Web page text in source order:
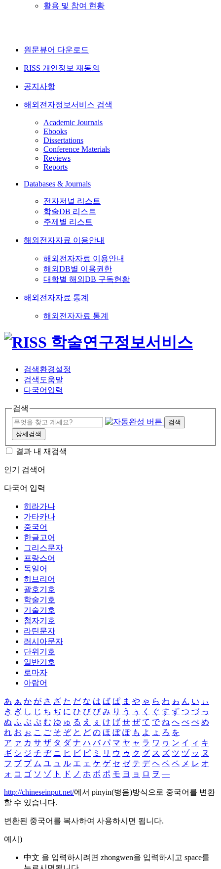
활용 및 참여 현황
원문뷰어 다운로드
RISS 개인정보 재동의
공지사항
해외전자정보서비스 검색
Academic Journals
Ebooks
Dissertations
Conference Materials
Reviews
Reports
Databases & Journals
전자저널 리스트
학술DB 리스트
주제별 리스트
해외전자자료 이용안내
해외전자자료 이용안내
해외DB별 이용권한
대학별 해외DB 구독현황
해외전자자료 통계
해외전자자료 통계
검색환경설정
검색도움말
다국어입력
검색
검색
상세검색
결과 내 재검색
인기 검색어
다국어 입력
히라가나
가타카나
중국어
한글고어
그리스문자
프랑스어
독일어
히브리어
괄호기호
학술기호
기술기호
첨자기호
라틴문자
러시아문자
단위기호
일반기호
로마자
아랍어
あ ぁ か が さ ざ た だ な は ば ぱ ま や ゃ ら わ ゎ ん い ぃ
き ぎ し じ ち ぢ に ひ び ぴ み り う ぅ く ぐ す ず つ づ っ
ぬ ふ ぶ ぷ む ゆ ゅ る え ぇ け げ せ ぜ て で ね へ べ ぺ め
れ お ぉ こ ご そ ぞ と ど の ほ ぼ ぽ も よ ょ ろ を
ア ァ カ サ ザ タ ダ ナ ハ バ パ マ ヤ ャ ラ ワ ヮ ン イ ィ キ
ギ シ ジ チ ヂ ニ ヒ ビ ピ ミ リ ウ ゥ ク グ ス ズ ツ ヅ ッ ヌ
フ ブ プ ム ユ ュ ル エ ェ ケ ゲ セ ゼ テ デ ヘ ベ ペ メ レ オ
ォ コ ゴ ソ ゾ ト ド ノ ホ ボ ポ モ ヨ ョ ロ ヲ ―
http://chineseinput.net/에서 pinyin(병음)방식으로 중국어를 변환
할 수 있습니다.
변환된 중국어를 복사하여 사용하시면 됩니다.
예시)
中文 을 입력하시려면 zhongwen을 입력하시고 space를